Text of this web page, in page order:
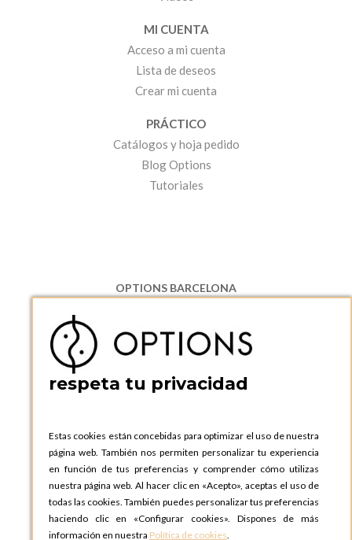
MI CUENTA
Acceso a mi cuenta
Lista de deseos
Crear mi cuenta
PRÁCTICO
Catálogos y hoja pedido
Blog Options
Tutoriales
OPTIONS BARCELONA
08130 Santa Perpetua de Moguda, Barcelona
ESPAñA
Teléfono:
+34 935 724 041
OPTIONS BARCELONA SHOWROOM
ESPAñA
Teléfono:+34 935 724 041
OPTIONS MADRID
C. Lucio Emilio Cándido, 6,
28803 Alcalá de Henares, Madrid
respeta tu privacidad
Estas cookies están concebidas para optimizar el uso de nuestra
página web. También nos permiten personalizar tu experiencia
en función de tus preferencias y comprender cómo utilizas
nuestra página web. Al hacer clic en «Acepto», aceptas el uso de
todas las cookies. También puedes personalizar tus preferencias
haciendo clic en «Configurar cookies». Dispones de más
información en nuestra Política de cookies.